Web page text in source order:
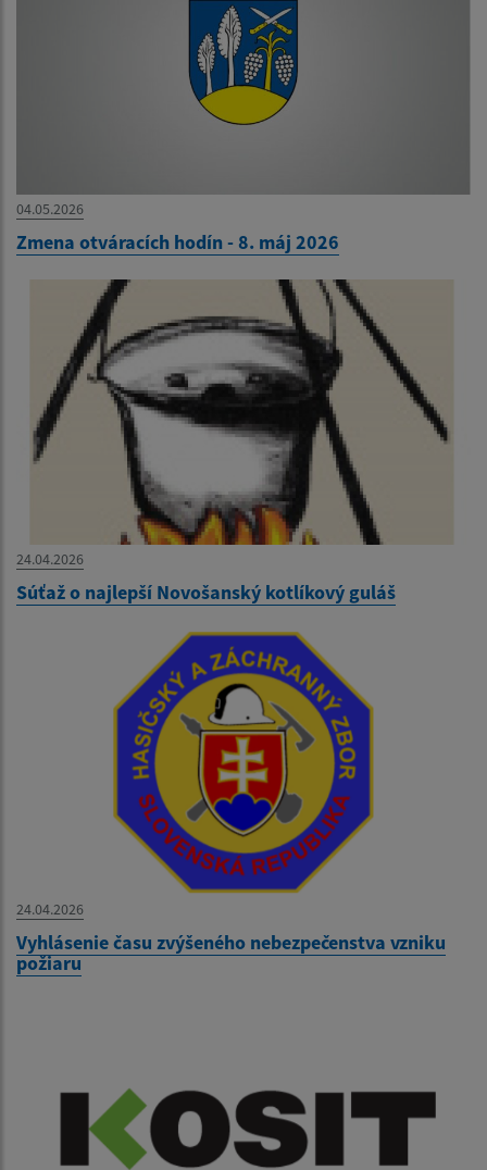
04.05.2026
Zmena otváracích hodín - 8. máj 2026
24.04.2026
Súťaž o najlepší Novošanský kotlíkový guláš
24.04.2026
Vyhlásenie času zvýšeného nebezpečenstva vzniku
požiaru